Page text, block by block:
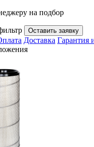
на подбор
Оставить заявку
Доставка Гарантия